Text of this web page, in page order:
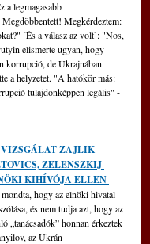
a legmagasabb
Megkérdeztem:
[És a válasz az volt]: "Nos,
elismerte ugyan, hogy
korrupció, de Ukrajnában
a helyzetet. "A hatókör más:
tulajdonképpen legális" -
ZAJLIK
ZELENSZKIJ
KIHÍVÓJA ELLEN
hogy az elnöki hivatal
és nem tudja azt, hogy az
„tanácsadók” honnan érkeztek
az Ukrán